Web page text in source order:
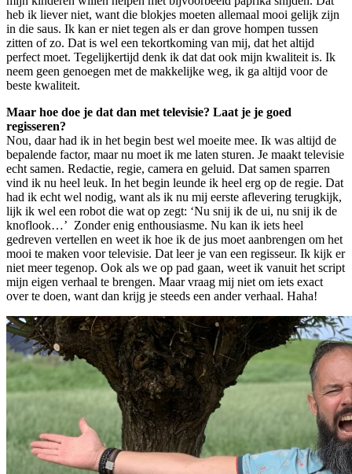
heb ik liever niet, want die blokjes moeten allemaal mooi gelijk zijn
in die saus. Ik kan er niet tegen als er dan grove hompen tussen
zitten of zo. Dat is wel een tekortkoming van mij, dat het altijd
perfect moet. Tegelijkertijd denk ik dat dat ook mijn kwaliteit is. Ik
neem geen genoegen met de makkelijke weg, ik ga altijd voor de
beste kwaliteit.
Maar hoe doe je dat dan met televisie? Laat je je goed
regisseren?
Nou, daar had ik in het begin best wel moeite mee. Ik was altijd de
bepalende factor, maar nu moet ik me laten sturen. Je maakt televisie
echt samen. Redactie, regie, camera en geluid. Dat samen sparren
vind ik nu heel leuk. In het begin leunde ik heel erg op de regie. Dat
had ik echt wel nodig, want als ik nu mij eerste aflevering terugkijk,
lijk ik wel een robot die wat op zegt: ‘Nu snij ik de ui, nu snij ik de
knoflook…’ Zonder enig enthousiasme. Nu kan ik iets heel
gedreven vertellen en weet ik hoe ik de jus moet aanbrengen om het
mooi te maken voor televisie. Dat leer je van een regisseur. Ik kijk er
niet meer tegenop. Ook als we op pad gaan, weet ik vanuit het script
mijn eigen verhaal te brengen. Maar vraag mij niet om iets exact
over te doen, want dan krijg je steeds een ander verhaal. Haha!